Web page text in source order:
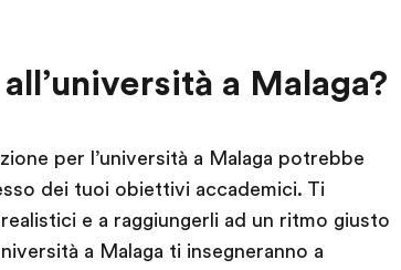
a Malaga?
per l’università a Malaga potrebbe
dei tuoi obiettivi accademici. Ti
e a raggiungerli ad un ritmo giusto
a Malaga ti insegneranno a